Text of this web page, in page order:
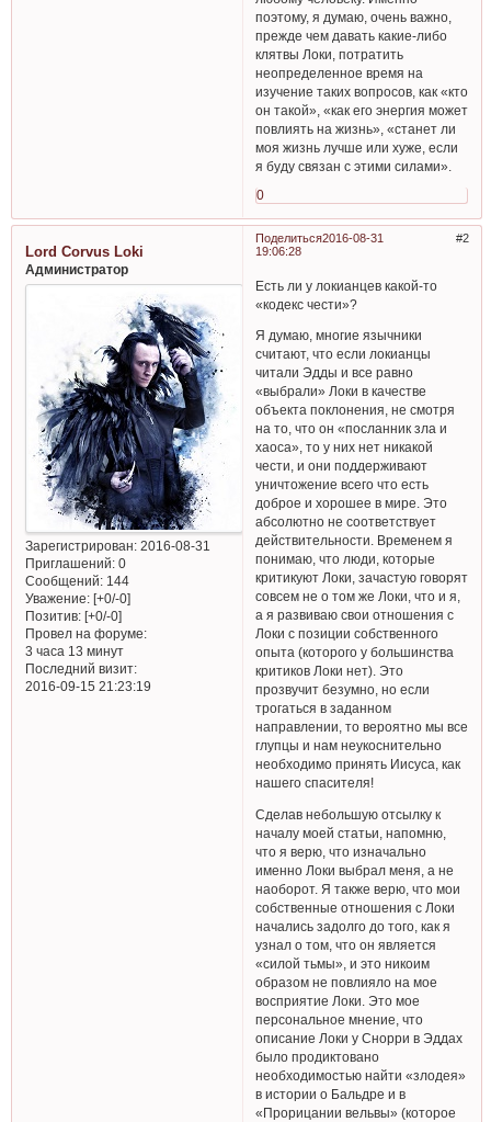
поэтому, я думаю, очень важно,
прежде чем давать какие-либо
клятвы Локи, потратить
неопределенное время на
изучение таких вопросов, как «кто
он такой», «как его энергия может
повлиять на жизнь», «станет ли
моя жизнь лучше или хуже, если
я буду связан с этими силами».
0
Поделиться 2
2016-08-31
19:06:28
Lord Corvus Loki
Администратор
Зарегистрирован: 2016-08-31
Приглашений:0
Сообщений:144
Уважение: [+0/-0]
Позитив: [+0/-0]
Провел на форуме:
3 часа 13 минут
Последний визит:
2016-09-15 21:23:19
Есть ли у локианцев какой-то
«кодекс чести»?
Я думаю, многие язычники
считают, что если локианцы
читали Эдды и все равно
«выбрали» Локи в качестве
объекта поклонения, не смотря
на то, что он «посланник зла и
хаоса», то у них нет никакой
чести, и они поддерживают
уничтожение всего что есть
доброе и хорошее в мире. Это
абсолютно не соответствует
действительности. Временем я
понимаю, что люди, которые
критикуют Локи, зачастую говорят
совсем не о том же Локи, что и я,
а я развиваю свои отношения с
Локи с позиции собственного
опыта (которого у большинства
критиков Локи нет). Это
прозвучит безумно, но если
трогаться в заданном
направлении, то вероятно мы все
глупцы и нам неукоснительно
необходимо принять Иисуса, как
нашего спасителя!
Сделав небольшую отсылку к
началу моей статьи, напомню,
что я верю, что изначально
именно Локи выбрал меня, а не
наоборот. Я также верю, что мои
собственные отношения с Локи
начались задолго до того, как я
узнал о том, что он является
«силой тьмы», и это никоим
образом не повлияло на мое
восприятие Локи. Это мое
персональное мнение, что
описание Локи у Снорри в Эддах
было продиктовано
необходимостью найти «злодея»
в истории о Бальдре и в
«Прорицании вельвы» (которое